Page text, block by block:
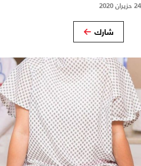
24 حزيران 2020
شارك